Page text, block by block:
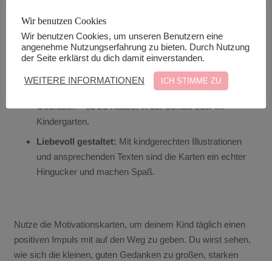
glauben und ihre eigenen Fähigkeiten zu erkennen.
Achtsamkeit im Alltag:Die Karten ermutigen zu
achtsamem Verhalten und helfen dabei, im Hier und
Ideal für den täglichen
Gebrauch – ob zu Hause, in der Schule oder im
Kindergarten.
Liebevoll gestaltet: Mit kindgerechten Illustrationen
und ansprechenden Texten sind die Karten ein echter
Hingucker und machen Spaß.
Nutze die Motivationskarten, um deinem Kind täglich einen
positiven Impuls mit auf den Weg zu geben. Du wirst sehen,
wie sich die kleinen, guten Gedanken zu großen, starken
Wir benutzen Cookies
Wir benutzen Cookies, um unseren Benutzern eine
angenehme Nutzungserfahrung zu bieten. Durch Nutzung
der Seite erklärst du dich damit einverstanden.
WEITERE INFORMATIONEN ICH STIMME ZU